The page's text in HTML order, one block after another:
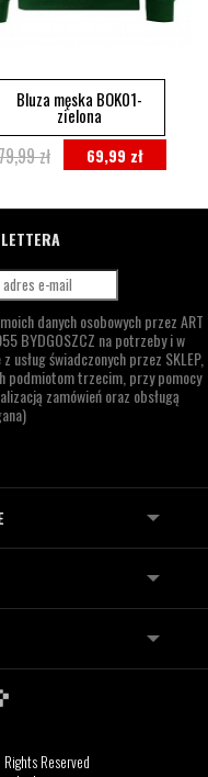
Bluza męska BOK01-
zielona
69,99 zł
zł
danych osobowych przezART
BYDGOSZCZ na potrzeby i w
świadczonych przez SKLEP,
podmiotom trzecim, przy pomocy
zamówień oraz obsługą
Reserved